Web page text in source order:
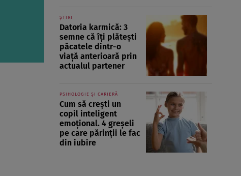
ȘTIRI
Datoria karmică: 3
semne că îți plătești
păcatele dintr-o
viață anterioară prin
actualul partener
PSIHOLOGIE ȘI CARIERĂ
Cum să crești un
copil inteligent
emoțional. 4 greșeli
pe care părinții le fac
din iubire